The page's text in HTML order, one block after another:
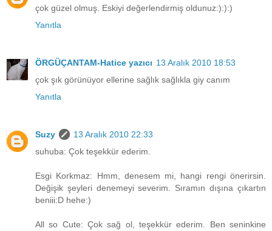
çok güzel olmuş. Eskiyi değerlendirmiş oldunuz:):):)
Yanıtla
ÖRGÜÇANTAM-Hatice yazıcı 13 Aralık 2010 18:53
çok şık görünüyor ellerine sağlık sağlıkla giy canım
Yanıtla
Suzy
13 Aralık 2010 22:33
suhuba: Çok teşekkür ederim.
Esgi Korkmaz: Hmm, denesem mi, hangi rengi önerirsin.
Değişik şeyleri denemeyi severim. Sıramın dışına çıkartın
beniii:D hehe:)
All so Cute: Çok sağ ol, teşekkür ederim. Ben seninkine